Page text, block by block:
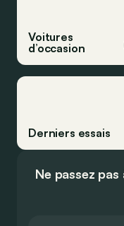
Voitures
d’occasion
Derniers essais
Ne passez